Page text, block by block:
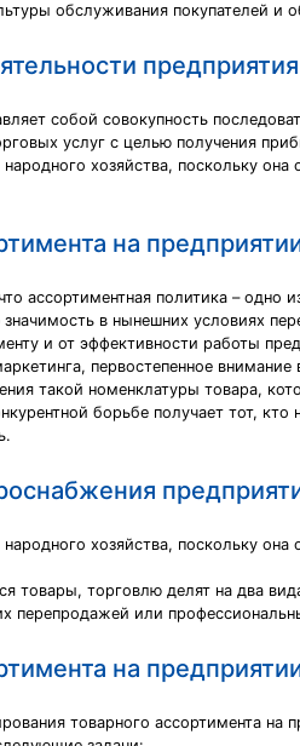
обслуживания покупателей и
собой совокупность
услуг с целью получения
хозяйства, поскольку
на
ассортиментная политика – одно
в нынешних условиях
и от эффективности работы
первостепенное
такой номенклатуры товара,
борьбе получает тот,
хозяйства, поскольку
товары, торговлю делят на два
перепродажей или
на
товарного ассортимента на